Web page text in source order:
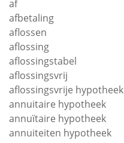
af
afbetaling
aflossen
aflossing
aflossingstabel
aflossingsvrij
aflossingsvrije hypotheek
annuitaire hypotheek
annuïtaire hypotheek
annuiteiten hypotheek